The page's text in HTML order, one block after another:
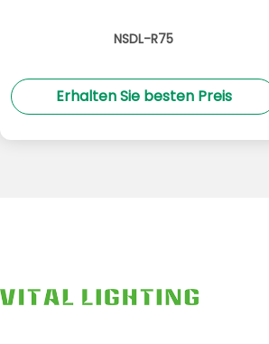
NSDL-R75
Erhalten Sie besten Preis